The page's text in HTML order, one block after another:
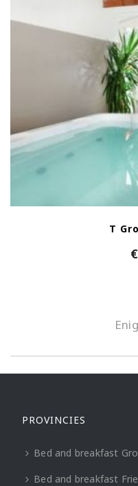
T
€
PROVINCIES
Bed and breakfast
Bed and breakfast